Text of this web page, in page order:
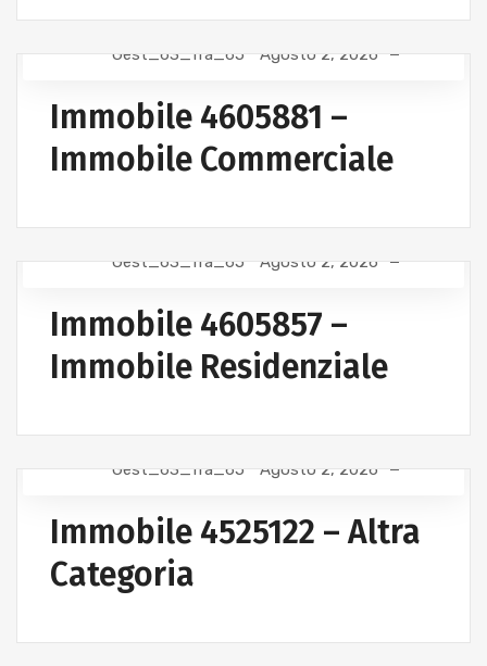
Gest_63_fra_65 Agosto 2, 2026
Immobile 4605881 –
Immobile Commerciale
Gest_63_fra_65 Agosto 2, 2026
Immobile 4605857 –
Immobile Residenziale
Gest_63_fra_65 Agosto 2, 2026
Immobile 4525122 – Altra
Categoria